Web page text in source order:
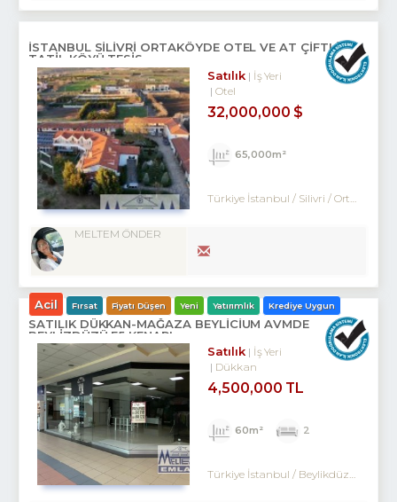
İSTANBUL SİLİVRİ ORTAKÖYDE OTEL VE AT ÇİFTLİĞİ
TATİL KÖYÜ TESİS
Satılık
İş Yeri
Otel
32,000,000 $
65,000m²
Türkiye İstanbul / Silivri / Ortaköy
MELTEM ÖNDER
Acil Fırsat Fiyatı Düşen Yeni Yatırımlık Krediye Uygun
SATILIK DÜKKAN-MAĞAZA BEYLİCİUM AVMDE
BEYLİZDÜZÜ E5 KENARI
Satılık
İş Yeri
Dükkan
4,500,000 TL
60m² 2
Türkiye İstanbul / Beylikdüzü